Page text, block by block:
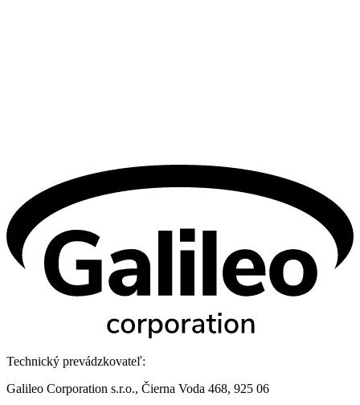
Technický prevádzkovateľ:
Galileo Corporation s.r.o., Čierna Voda 468, 925 06